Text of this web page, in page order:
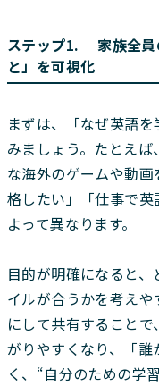
ステップ1. 家族全員
と」を可視化
まずは、「なぜ英語
みましょう。たとえ
な海外のゲームや動
格したい」「仕事で
よって異なります。
目的が明確になると
イルが合うかを考え
にして共有すること
がりやすくなり、「
く、“自分のための学